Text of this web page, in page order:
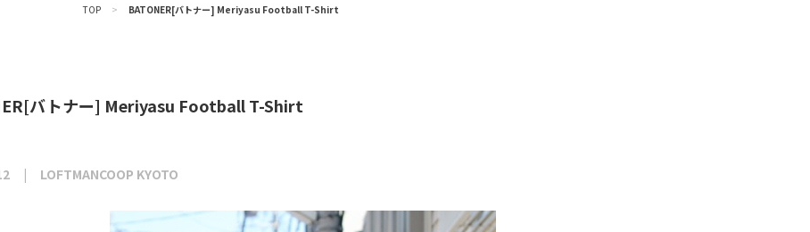
TOP > BATONER[バトナー] Meriyasu Football T-Shirt
バトナー] Meriyasu Football T-Shirt
LOFTMANCOOP KYOTO